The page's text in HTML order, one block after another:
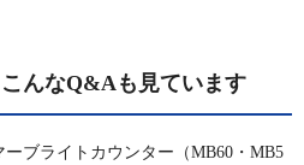
んなQ&Aも見ています
ブライトカウンター（MB60・MB5